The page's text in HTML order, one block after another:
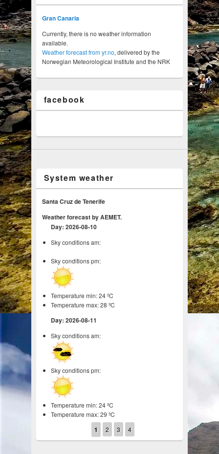
Gran Canaria
Currently, there is no weather information
available.
Weather forecast from yr.no, delivered by the
Norwegian Meteorological Institute and the NRK
facebook
System weather
Santa Cruz de Tenerife
Weather forecast by AEMET.
Day: 2026-08-10
Sky conditions am:
Sky conditions pm:
Temperature min: 24 ºC
Temperature max: 28 ºC
Day: 2026-08-11
Sky conditions am:
Sky conditions pm:
Temperature min: 24 ºC
Temperature max: 29 ºC
1 2 3 4